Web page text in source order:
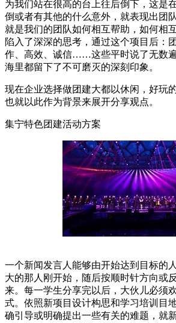
为我们站在很高的台上往后倒下，这是
倒或者有其他的什么意外，就表现出团
就是我们的团队如何相互帮助，如何相
陷入了深深的思考，通过这个项目后：
作、高效、诚信……这些平时说了无数
海里都留下了不可磨灭的深刻印象。
现在企业选择做团建大都以休闲，好玩
也就以此作为背景来展开分享观点。
集宁特色团建活动方案
一个新闻发言人能够由开始达到目标的
大的那人刚开始，随后按顺时针方向或
来。每一学生分享完以后，大伙儿必须
式。依照新项目设计构思和学习培训目
确引导或明确提出一些有关的难题，就